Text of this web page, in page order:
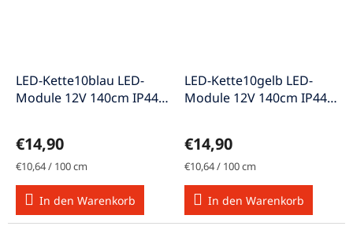
LED-Kette10blau LED-
Module 12V 140cm IP44
€14,90
Verkaufspreis:
€10,64 / 100 cm
In den Warenkorb
LED-Kette10gelb LED-
Module 12V 140cm IP44
€14,90
Verkaufspreis:
€10,64 / 100 cm
In den Warenkorb